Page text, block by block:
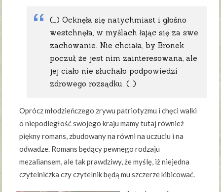
(…) Ocknęła się natychmiast i głośno
westchnęła, w myślach łając się za swe
zachowanie. Nie chciała, by Bronek
poczuł, że jest nim zainteresowana, ale
jej ciało nie słuchało podpowiedzi
zdrowego rozsądku. (…)
Oprócz młodzieńczego zrywu patriotyzmu i chęci walki
o niepodległość swojego kraju mamy tutaj również
piękny romans, zbudowany na równi na uczuciu i na
odwadze. Romans będący pewnego rodzaju
mezaliansem, ale tak prawdziwy, że myślę, iż niejedna
czytelniczka czy czytelnik będą mu szczerze kibicować.